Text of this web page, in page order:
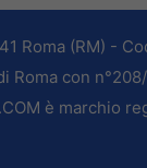
Roma (RM) -
con
è marchio